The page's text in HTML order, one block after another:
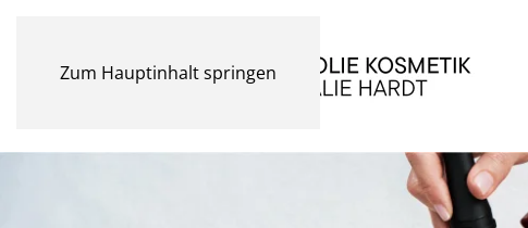
Zum Hauptinhalt springen